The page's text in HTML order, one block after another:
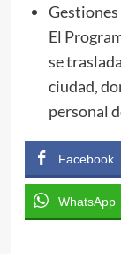
Gestiones
El
se
ciudad,
personal
Facebook
WhatsApp